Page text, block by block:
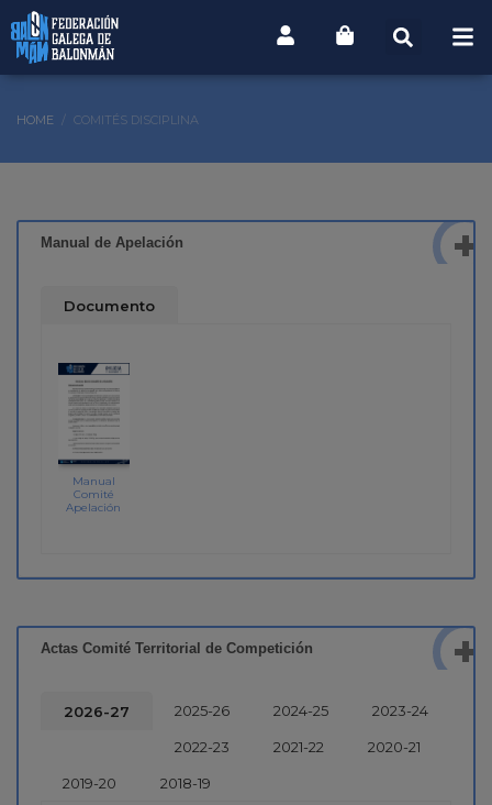
HOME COMITÉS DISCIPLINA
Manual de Apelación
Documento
Manual
Comité
Apelación
Actas Comité Territorial de Competición
2026-27 2025-26 2024-25 2023-24
2022-23 2021-22 2020-21
2019-20 2018-19